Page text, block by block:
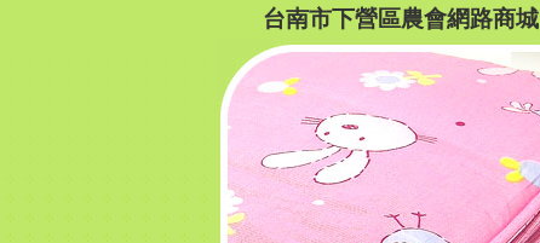
台南市下營區農會網路商城